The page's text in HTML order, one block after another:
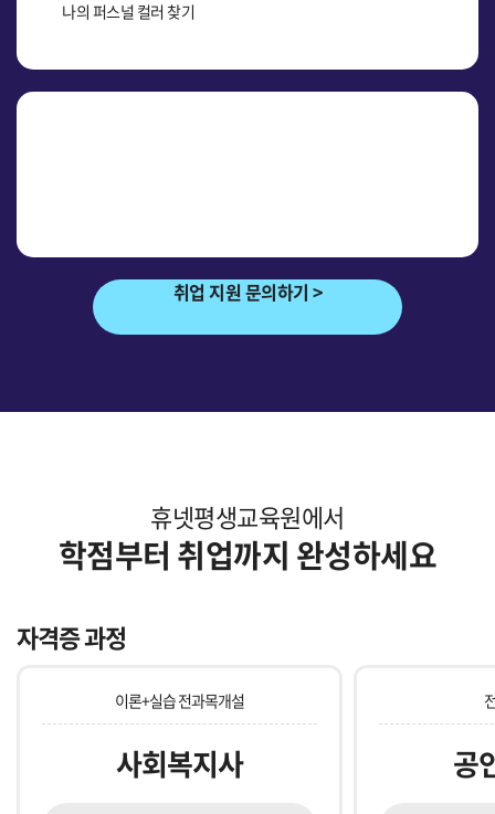
나의 퍼스널 컬러 찾기
취업 지원 문의하기 >
휴넷평생교육원에서
학점부터 취업까지 완성하세요
자격증 과정
이론+실습 전과목개설
사회복지사 공